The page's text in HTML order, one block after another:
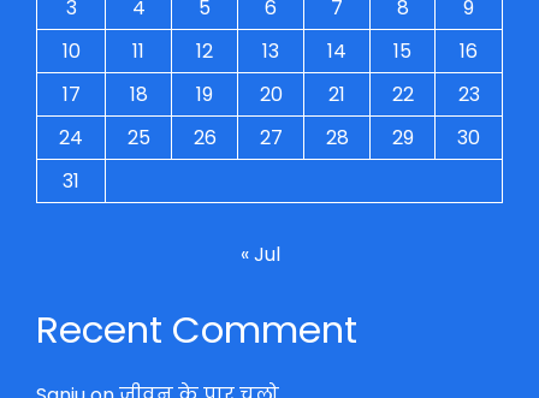
3
4 5 6 7 8
9
10
11 12 13 14 15
16
17
18 19 20 21 22
23
24
25 26 27 28 29
30
31
« Jul
Recent Comment